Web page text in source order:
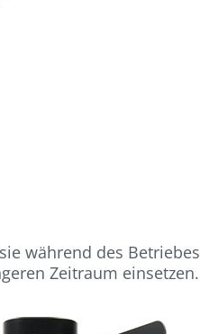
während des Betriebes
Zeitraum einsetzen.